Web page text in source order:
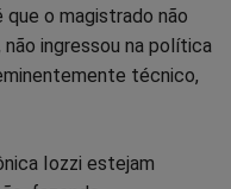
o magistrado não
ingressou na política
técnico,
Iozzi estejam